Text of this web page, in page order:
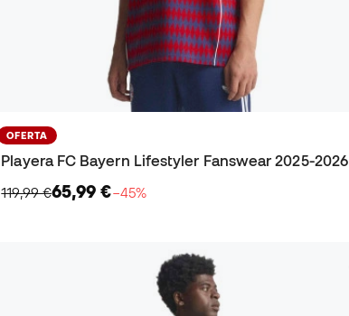
OFERTA
Playera FC Bayern Lifestyler Fanswear 2025-2026
119,99 €65,99 €−45%